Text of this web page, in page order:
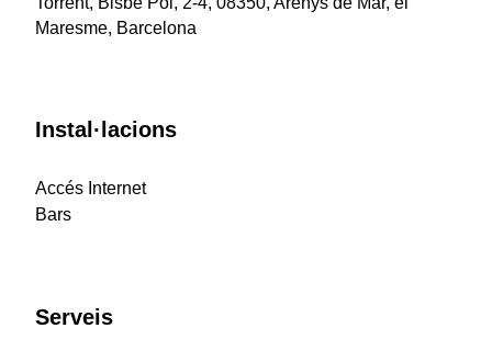
Maresme, Barcelona
Instal·lacions
Accés Internet
Bars
Serveis